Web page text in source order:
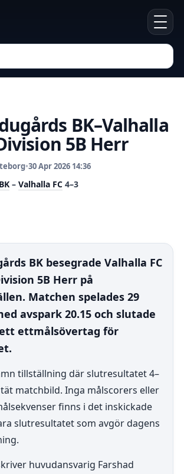
BK–Valhalla
5B Herr
•30 Apr 2026 14:36
– Valhalla FC 4–3
BK besegrade Valhalla FC
5B Herr på
Matchen spelades 29
avspark 20.15 och slutade
ettmålsövertag för
tillställning där slutresultatet 4–
matchbild. Inga målscorers eller
finns i det inskickade
slutresultatet som avgör dagens
huvudansvarig Farshad